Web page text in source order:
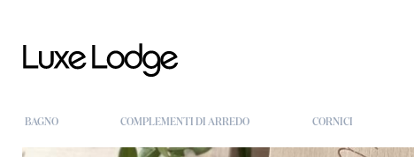
BAGNO COMPLEMENTI DI ARREDO CORNICI